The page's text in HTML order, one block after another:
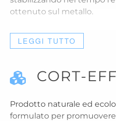
ottenuto sul metallo.
LEGGI TUTTO
CORT-
Prodotto naturale ed
formulato per